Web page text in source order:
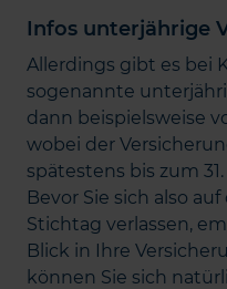
Infos unterjährige
Allerdings gibt es bei
sogenannte
dann beispielsweise
wobei der
spätestens bis zum
Bevor Sie sich also
Stichtag verlassen,
Blick in Ihre
können Sie sich